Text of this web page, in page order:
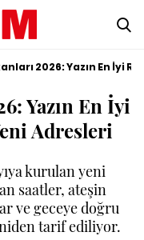
2026: Yazın En İyi
Yazın En İyi
Adresleri
kurulan yeni
saatler, ateşin
ve geceye doğru
tarif ediliyor.